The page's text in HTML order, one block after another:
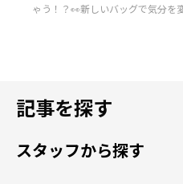
ゃう！？👀新しいバッグで気分を
記事を探す
スタッフから探す